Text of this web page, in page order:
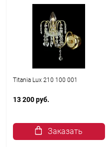
Titania Lux 210 100 001
13 200 руб.
Заказать